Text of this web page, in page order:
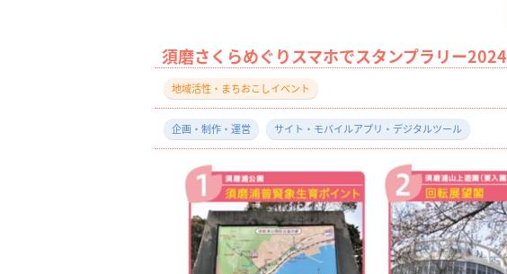
須磨さくらめぐりスマホでスタンプラリー2024
地域活性・まちおこしイベント
企画・制作・運営 サイト・モバイルアプリ・デジタルツール